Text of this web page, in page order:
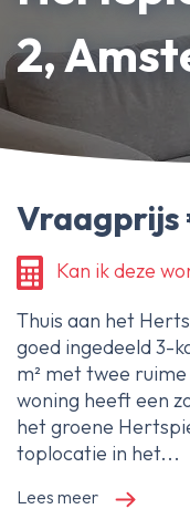
2,
Vraagprijs
Kan ik deze
Thuis aan het
goed ingedeeld 3-
m² met twee
woning heeft een
het groene
toplocatie in het...
Lees meer
Gerechtelijke
Over Ameo
Onze
Contact